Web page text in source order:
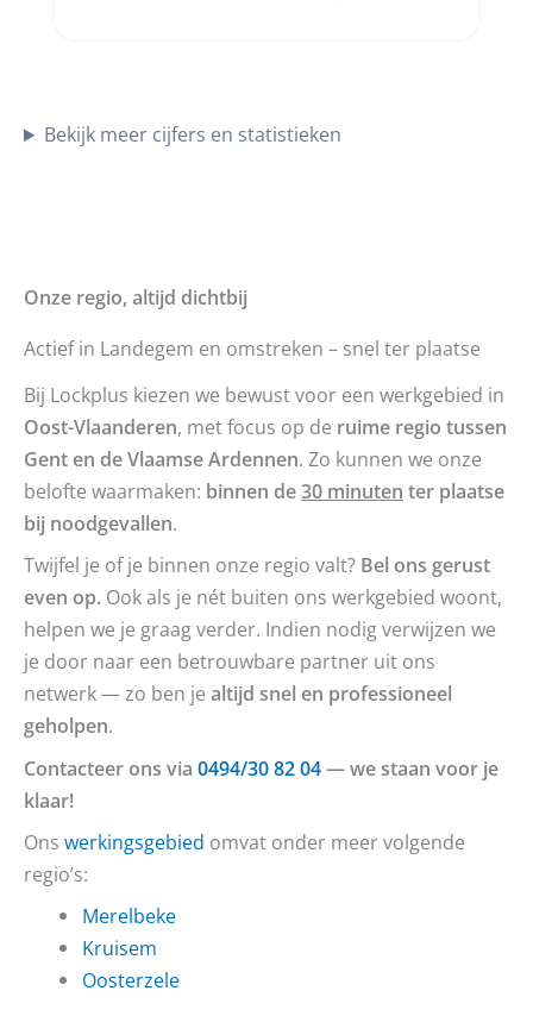
Bekijk meer cijfers en statistieken
Onze regio, altijd dichtbij
Actief in Landegem en omstreken – snel ter plaatse
Bij Lockplus kiezen we bewust voor een werkgebied in
Oost-Vlaanderen, met focus op de ruime regio tussen
Gent en de Vlaamse Ardennen. Zo kunnen we onze
belofte waarmaken: binnen de30 minuten ter plaatse
bij noodgevallen.
Twijfel je of je binnen onze regio valt? Bel ons gerust
even op. Ook als je nét buiten ons werkgebied woont,
helpen we je graag verder. Indien nodig verwijzen we
je door naar een betrouwbare partner uit ons
netwerk — zo ben je altijd snel en professioneel
geholpen.
Contacteer ons via 0494/30 82 04— we staan voor je
klaar!
Ons werkingsgebied omvat onder meer volgende
regio’s:
Merelbeke
Kruisem
Oosterzele